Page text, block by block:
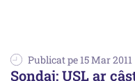
Publicat pe 15 Mar 2011
Sondaj: USL ar